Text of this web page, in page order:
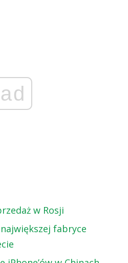
ad
w Rosji
fabryce